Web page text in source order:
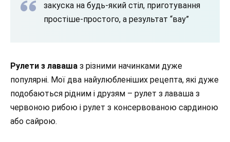
закуска на будь-який стіл, приготування
простіше-простого, а результат “вау”
Рулети з лаваша з різними начинками дуже
популярні. Мої два найулюбленіших рецепта, які дуже
подобаються рідним і друзям – рулет з лаваша з
червоною рибою і рулет з консервованою сардиною
або сайрою.